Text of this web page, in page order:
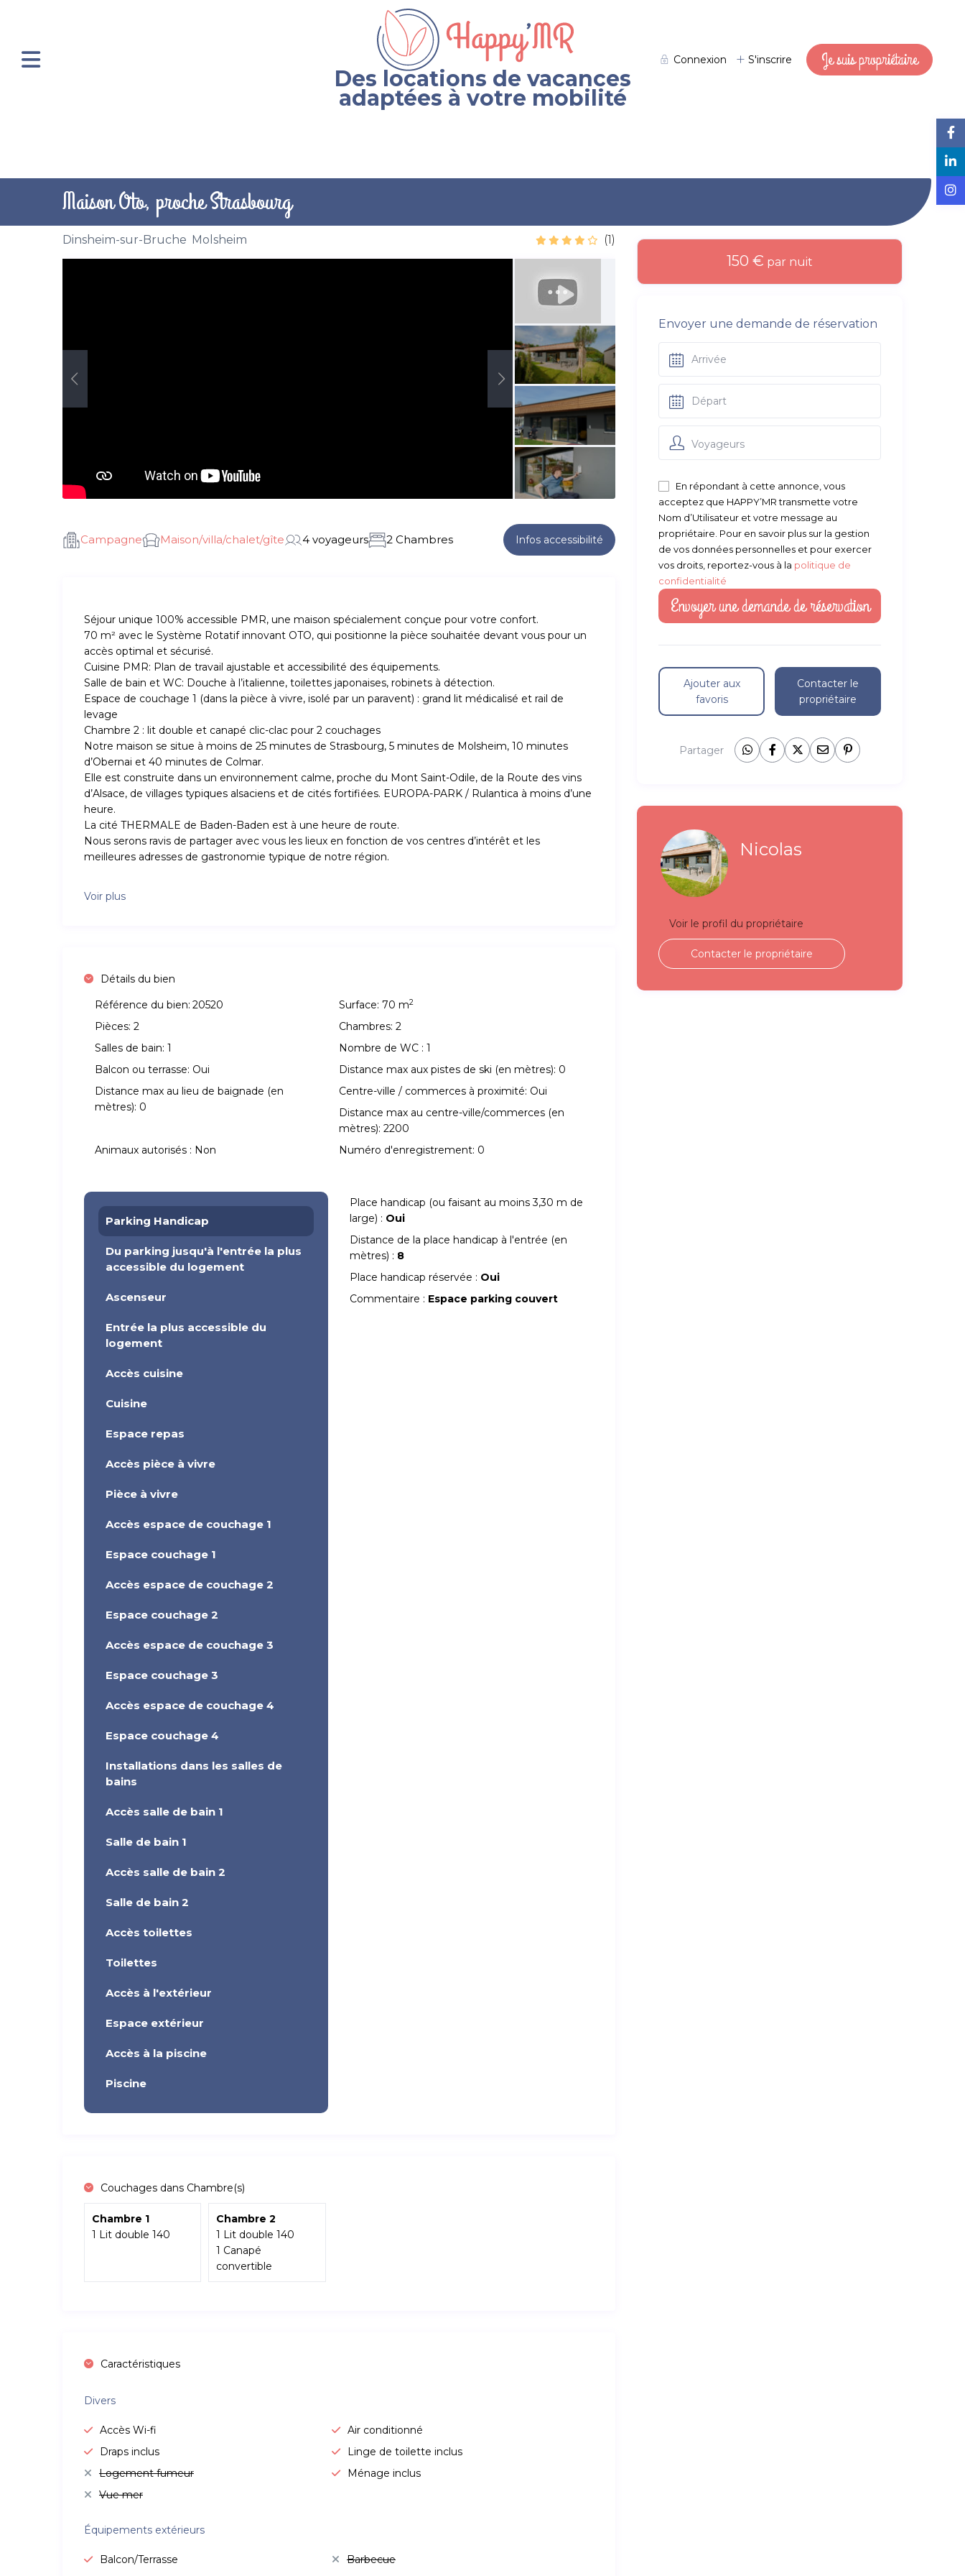
Des locations de vacances
adaptées à votre mobilité
Connexion S'inscrire Je suis propriétaire
Maison Oto, proche Strasbourg
(1)
Dinsheim-sur-Bruche Molsheim
Campagne Maison/villa/chalet/gîte 4 voyageurs 2 Chambres Infos accessibilité
Séjour unique 100% accessible PMR, une maison spécialement conçue pour votre confort.
70 m² avec le Système Rotatif innovant OTO, qui positionne la pièce souhaitée devant vous pour un
accès optimal et sécurisé.
Cuisine PMR: Plan de travail ajustable et accessibilité des équipements.
Salle de bain et WC: Douche à l’italienne, toilettes japonaises, robinets à détection.
Espace de couchage 1 (dans la pièce à vivre, isolé par un paravent) : grand lit médicalisé et rail de
levage
Chambre 2 : lit double et canapé clic-clac pour 2 couchages
Notre maison se situe à moins de 25 minutes de Strasbourg, 5 minutes de Molsheim, 10 minutes
d’Obernai et 40 minutes de Colmar.
Elle est construite dans un environnement calme, proche du Mont Saint-Odile, de la Route des vins
d’Alsace, de villages typiques alsaciens et de cités fortifiées. EUROPA-PARK / Rulantica à moins d’une
heure.
La cité THERMALE de Baden-Baden est à une heure de route.
Nous serons ravis de partager avec vous les lieux en fonction de vos centres d’intérêt et les
meilleures adresses de gastronomie typique de notre région.
Voir plus
Détails du bien
Référence du bien: 20520 Surface: 70 m2
Pièces: 2 Chambres: 2
Salles de bain: 1 Nombre de WC : 1
Balcon ou terrasse: Oui Distance max aux pistes de ski (en mètres): 0
Distance max au lieu de baignade (en
mètres): 0
Centre-ville / commerces à proximité: Oui
Distance max au centre-ville/commerces (en
mètres): 2200
Animaux autorisés : Non Numéro d'enregistrement: 0
Parking Handicap
Du parking jusqu'à l'entrée la plus
accessible du logement
Ascenseur
Entrée la plus accessible du
logement
Accès cuisine
Cuisine
Espace repas
Accès pièce à vivre
Pièce à vivre
Accès espace de couchage 1
Espace couchage 1
Accès espace de couchage 2
Espace couchage 2
Accès espace de couchage 3
Espace couchage 3
Accès espace de couchage 4
Espace couchage 4
Installations dans les salles de
bains
Accès salle de bain 1
Salle de bain 1
Accès salle de bain 2
Salle de bain 2
Accès toilettes
Toilettes
Accès à l'extérieur
Espace extérieur
Accès à la piscine
Piscine
Place handicap (ou faisant au moins 3,30 m de
large) : Oui
Distance de la place handicap à l'entrée (en
mètres) : 8
Place handicap réservée : Oui
Commentaire : Espace parking couvert
Couchages dans Chambre(s)
Chambre 1
1 Lit double 140
Chambre 2
1 Lit double 140
1 Canapé
convertible
Caractéristiques
Divers
Accès Wi-fi
Air conditionné
Draps inclus
Linge de toilette inclus
Logement fumeur
Ménage inclus
Vue mer
Équipements extérieurs
Balcon/Terrasse
Barbecue
150 € par nuit
Envoyer une demande de réservation
Voyageurs
En répondant à cette annonce, vous
acceptez que HAPPY’MR transmette votre
Nom d’Utilisateur et votre message au
propriétaire. Pour en savoir plus sur la gestion
de vos données personnelles et pour exercer
vos droits, reportez-vous à la politique de
confidentialité
Ajouter aux
favoris
Contacter le
propriétaire
Partager
Nicolas
Voir le profil du propriétaire
Contacter le propriétaire